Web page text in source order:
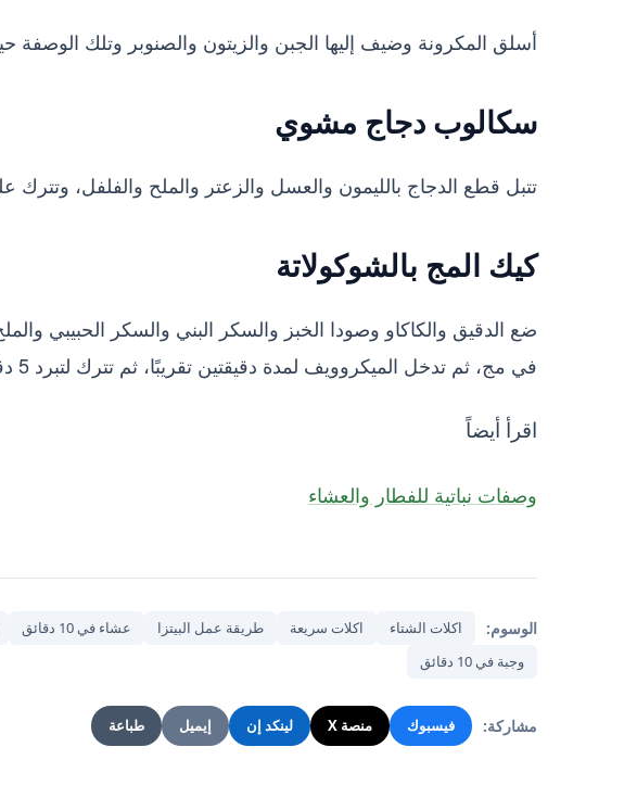
أسلق المكرونة وضيف إليها الجبن والزيتون والصنوبر وتلك الوصفة حيث تأخذ 10 دقائق
سكالوب دجاج مشوي
تتبل قطع الدجاج بالليمون والعسل والزعتر والملح والفلفل، وتترك
كيك المج بالشوكولاتة
ضع الدقيق والكاكاو وصودا الخبز والسكر البني والسكر الحبيبي
في مج، ثم تدخل الميكروويف لمدة دقيقتين تقريبًا، ثم تترك لتبرد 5 دقائق على الأقل قبل الأكل.
اقرأ أيضاً
وصفات نباتية للفطار والعشاء
الوسوم: اكلات الشتاء اكلات سريعة طريقة عمل البيتزا عشاء في 10 دقائق
وجبة في 10 دقائق
مشاركة: فيسبوك منصة X لينكد إن إيميل طباعة